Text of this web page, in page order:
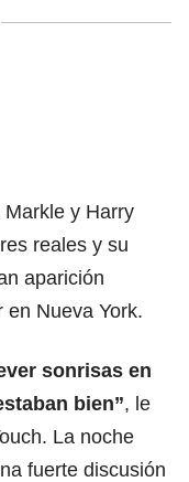
y Harry
reales y su
aparición
en Nueva York.
sonrisas en
bien”, le
La noche
fuerte discusión